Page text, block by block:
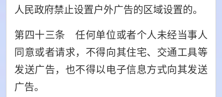
人民政府禁止设置户外广告的区域设置的。
第四十三条 任何单位或者个人未经当事人
同意或者请求，不得向其住宅、交通工具等
发送广告，也不得以电子信息方式向其发送
广告。